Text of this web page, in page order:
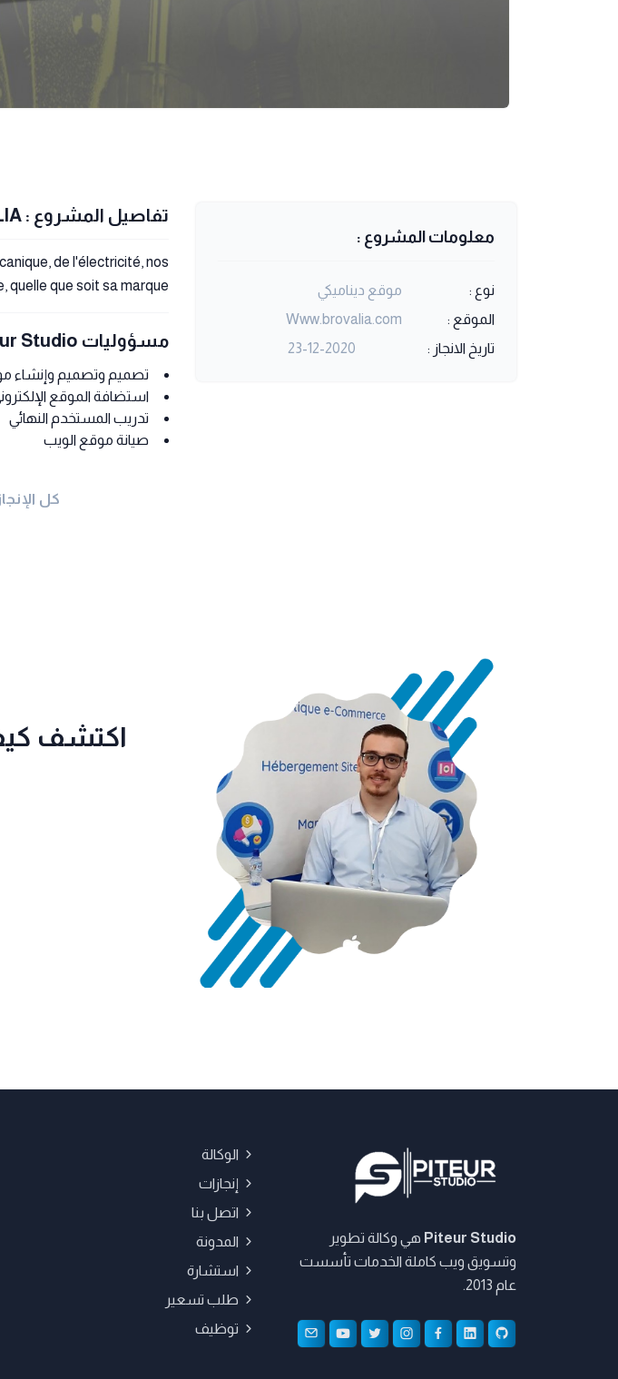
معلومات المشروع :
نوع :
موقع ديناميكي
الموقع :
Www.brovalia.com
تاريخ الانجاز :
23-12-2020
تفاصيل المشروع : BROVALIA
de l'électricité, nos
quelle que soit sa marque.
مسؤوليات Piteur Studio
تصميم وتصميم وإنشاء
استضافة الموقع
تدريب المستخدم النهائي
صيانة موقع الويب
كل
اكتشف
Piteur Studio هي وكالة تطوير
وتسويق ويب كاملة الخدمات تأسست
عام 2013.
الوكالة
إنجازات
اتصل بنا
المدونة
استشارة
طلب تسعير
توظيف